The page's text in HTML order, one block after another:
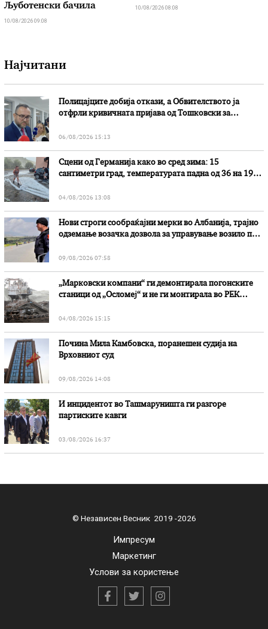
Љуботенски бачила
10/08/2026 09:08
10/08/2026 08:08
Најчитани
Полицајците добија откази, а Обвителството ја
отфрли кривичната пријава од Тошковски за
06/08/2026 15:13
Сцени од Германија како во сред зима: 15
сантиметри град, температурата падна од 36 на 19
04/08/2026 13:08
Нови строги сообраќајни мерки во Aлбанија, трајно
одземање возачка дозвола за управување возило под
09/08/2026 07:58
„Марковски компани“ ги демонтирала погонските
станици од „Осломеј“ и не ги монтирала во РЕК
04/08/2026 15:15
Почина Мила Камбовска, поранешен судија на
Врховниот суд
09/08/2026 14:08
И инцидентот во Ташмаруништa ги разгоре
партиските кавги
03/08/2026 16:37
© Независен Весник 2019 -2026
Импресум
Маркетинг
Услови за користење